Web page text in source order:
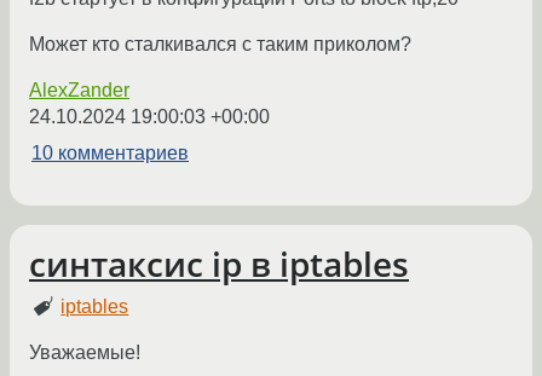
Может кто сталкивался с таким приколом?
AlexZander
24.10.2024 19:00:03 +00:00
10 комментариев
синтаксис ip в iptables
iptables
Уважаемые!